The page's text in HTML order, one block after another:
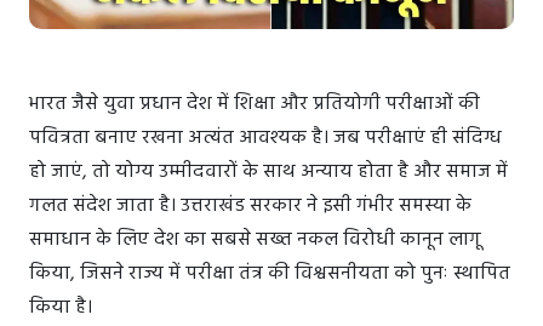
भारत जैसे युवा प्रधान देश में शिक्षा और प्रतियोगी परीक्षाओं की
पवित्रता बनाए रखना अत्यंत आवश्यक है। जब परीक्षाएं ही संदिग्ध
हो जाएं, तो योग्य उम्मीदवारों के साथ अन्याय होता है और समाज में
गलत संदेश जाता है। उत्तराखंड सरकार ने इसी गंभीर समस्या के
समाधान के लिए देश का सबसे सख्त नकल विरोधी कानून लागू
किया, जिसने राज्य में परीक्षा तंत्र की विश्वसनीयता को पुनः स्थापित
किया है।